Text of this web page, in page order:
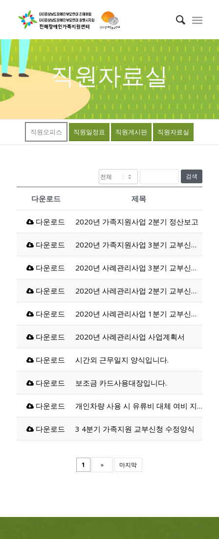
직원자료실
직원오피스 직원일정표 직원게시판 직원자료실
검색
다운로드 제목
다운로드 2020년 가족지원사업 2분기 정산보고
다운로드 2020년 가족지원사업 3분기 교부신청서
다운로드 2020년 사례관리사업 3분기 교부신청서
다운로드 2020년 사레관리사업 2분기 교부신청서
다운로드 2020년 사례관리사업 1분기 교부신청서
다운로드 2020년 사례관리사업 사업계획서
다운로드 시간외 근무일지 양식입니다.
다운로드 보조금 카드사용대장입니다.
다운로드 개인차량 사용 시 유류비 대체 여비 지급 관련
다운로드 3 4분기 가족지원 교부신청 수정양식
1 » 마지막